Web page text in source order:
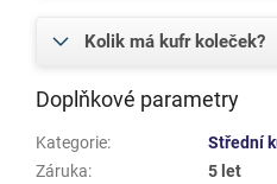
Kolik má kufr koleček?
Doplňkové parametry
Kategorie:
Střední
Záruka:
5 let